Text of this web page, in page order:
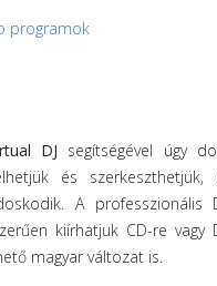
programok
DJ segítségével úgy
és
A
kiírhatjuk CD-re
magyar változat is.